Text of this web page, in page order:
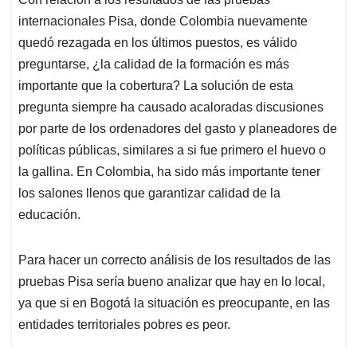
s
A
p
p
b
o
o
k
e
d
I
n
l
a
d
s
internacionales Pisa, donde Colombia nuevamente
quedó rezagada en los últimos puestos, es válido
preguntarse, ¿la calidad de la formación es más
importante que la cobertura? La solución de esta
pregunta siempre ha causado acaloradas discusiones
por parte de los ordenadores del gasto y planeadores de
políticas públicas, similares a si fue primero el huevo o
la gallina. En Colombia, ha sido más importante tener
los salones llenos que garantizar calidad de la
educación.
Para hacer un correcto análisis de los resultados de las
pruebas Pisa sería bueno analizar que hay en lo local,
ya que si en Bogotá la situación es preocupante, en las
entidades territoriales pobres es peor.